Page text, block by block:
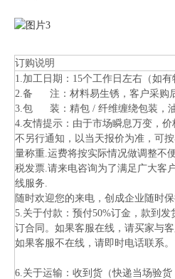
订购说明
1.加工日期：15个工作日左右（如有
2.备 注：材料易生锈，客户采购后
3.包 装：精包 / 纤维缠绕包装，油
4.友情提示：由于市场瞬息万变，
不另行通知，以当天报价为准，可
量称重.运费将按实际情况做调整不
税发票.请来电咨询为了满足广大客
线服务.
随时欢迎您的来电，创成企业随时
5.关于付款：预付50%订金，款到
订合同。如果客服在线，请买家与
如果客服不在线，请即时电话联系。
6.关于运输：收到货（快递当场验